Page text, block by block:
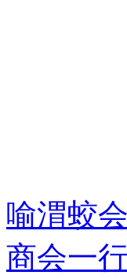
喻渭蛟
商会一行